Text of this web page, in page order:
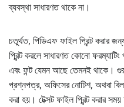
ব্যবস্থা সাধারণত থাকে না।
চতুর্থত, পিডিএফ ফাইল প্রিন্ট করার
প্রিন্ট করলে সাধারণত কোনো
এবং ফন্ট যেমন আছে তেমনই থাকে।
প্রশ্নপত্র, অফিসের নোটিশ, অথবা বিল
করা হয়। টেক্সট ফাইল প্রিন্ট করার